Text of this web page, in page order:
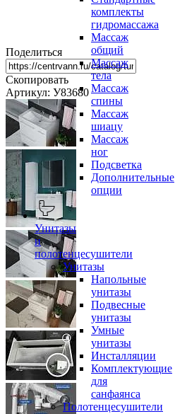
комплекты
гидромассажа
Массаж
общий
Массаж
тела
Массаж
спины
Массаж
шиацу
Массаж
ног
Подсветка
Дополнительные
опции
Унитазы
и
полотенцесушители
Унитазы
Напольные
унитазы
Подвесные
унитазы
Умные
унитазы
Инсталляции
Комплектующие
для
санфаянса
Полотенцесушители
Поделиться
Скопировать
Артикул: У83680